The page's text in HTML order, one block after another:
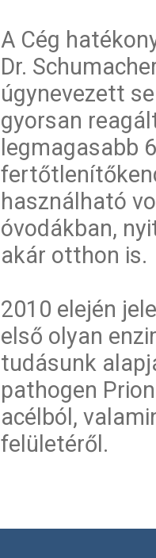
A Cég
Dr.
úgynevezett
gyorsan
legmagasabb
használható
óvodákban,
akár otthon is.
2010 elején
első olyan
tudásunk
pathogen
acélból,
felületéről.